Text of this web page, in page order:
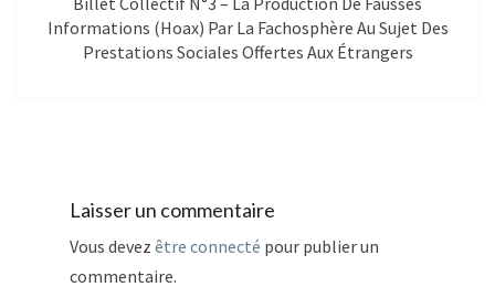
Informations (hoax) Par La Fachosphère Au Sujet Des
Prestations Sociales Offertes Aux Étrangers
Laisser un commentaire
Vous devez être connecté pour publier un
commentaire.